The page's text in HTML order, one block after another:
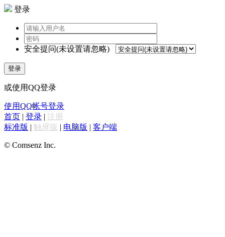
登录
安全提问(未设置请忽略)
登录
或使用QQ登录
使用QQ帐号登录
首页 | 登录 | 注册
标准版 | 触屏版 | 电脑版 | 客户端
© Comsenz Inc.